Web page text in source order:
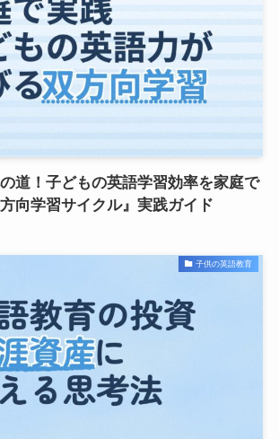
道！子どもの英語学習効率を家庭で
向学習サイクル』実践ガイド
子供の英語教育